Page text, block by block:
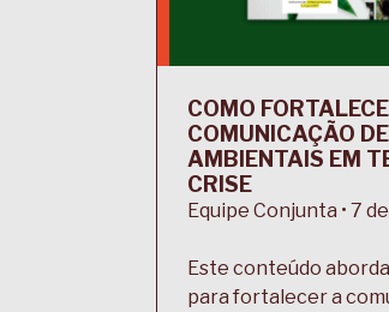
COMO
COMUNICAÇÃO
AMBIENTAIS EM
CRISE
Equipe Conjunta • 7
Este conteúdo
para fortalecer a